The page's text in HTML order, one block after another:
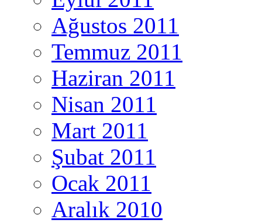
Ağustos 2011
Temmuz 2011
Haziran 2011
Nisan 2011
Mart 2011
Şubat 2011
Ocak 2011
Aralık 2010